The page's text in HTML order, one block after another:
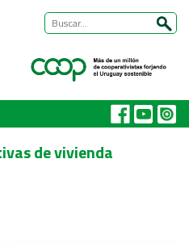
de vivienda